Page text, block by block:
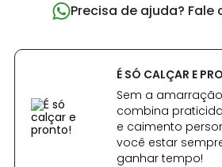
Precisa de ajuda? Fale
É SÓ CALÇAR E
Sem a
combina
e caimento
você estar
ganhar tempo!